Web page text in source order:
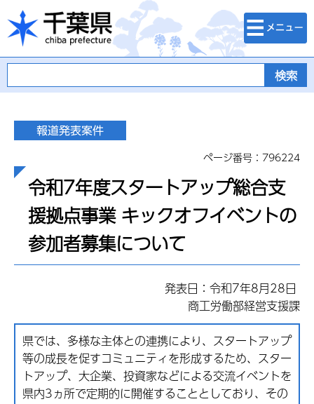
千葉県
検索・メニュ
ー
ページ番号：796224
令和7年度スタートアップ総合支
援拠点事業 キックオフイベントの
参加者募集について
発表日：令和7年8月28日
商工労働部経営支援課
県では、多様な主体との連携により、スタートアップ
等の成長を促すコミュニティを形成するため、スター
トアップ、大企業、投資家などによる交流イベントを
県内3ヵ所で定期的に開催することとしており、その